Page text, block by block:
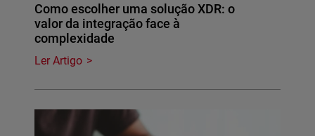
Como escolher uma solução XDR: o
valor da integração face à
complexidade
Ler Artigo